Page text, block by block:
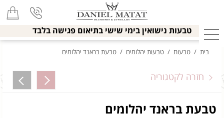
טבעות נישואין בימי שישי בתיאום פגישה בלבד
בית / טבעות / טבעות יהלומים / טבעת בראנד יהלומים
חזרה לקטגוריה
טבעת בראנד יהלומים